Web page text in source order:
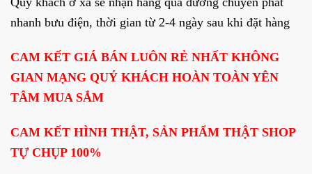
nhanh bưu điện, thời gian từ 2-4 ngày sau khi đặt hàng
CAM KẾT GIÁ BÁN LUÔN RẺ NHẤT KHÔNG
GIAN MẠNG QUÝ KHÁCH HOÀN TOÀN YÊN
TÂM MUA SẮM
CAM KẾT HÌNH THẬT, SẢN PHẨM THẬT SHOP
TỰ CHỤP 100%